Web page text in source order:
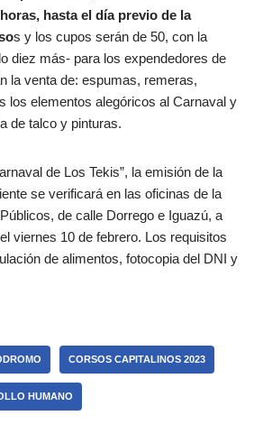
hasta el día previo de la
s y los cupos serán de 50, con la
diez más- para los expendedores de
la venta de: espumas, remeras,
los elementos alegóricos al Carnaval y
de talco y pinturas.
de Los Tekis”, la emisión de la
se verificará en las oficinas de la
de calle Dorrego e Iguazú, a
viernes 10 de febrero. Los requisitos
de alimentos, fotocopia del DNI y
CORSOS CAPITALINOS 2023
HUMANO